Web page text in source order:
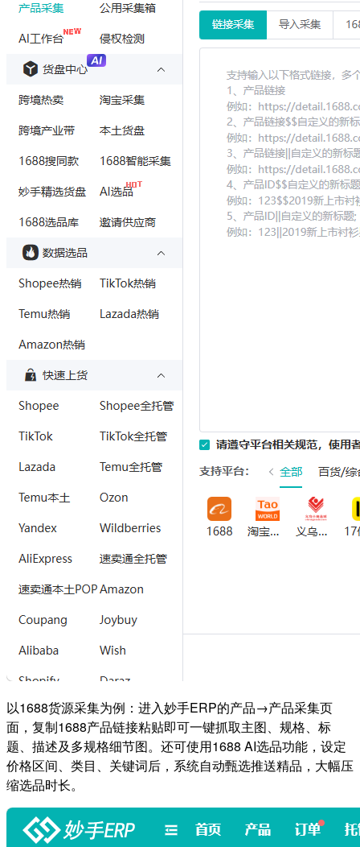
以1688货源采集为例：进入妙手ERP的产品→产品采集页
面，复制1688产品链接粘贴即可一键抓取主图、规格、标
题、描述及多规格细节图。还可使用1688 AI选品功能，设定
价格区间、类目、关键词后，系统自动甄选推送精品，大幅压
缩选品时长。